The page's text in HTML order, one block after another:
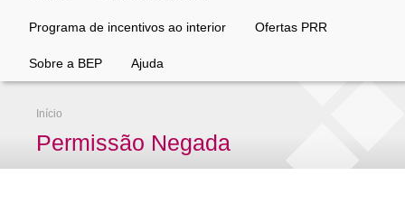
Programa de incentivos ao interior Ofertas PRR
Sobre a BEP Ajuda
Início
Permissão Negada